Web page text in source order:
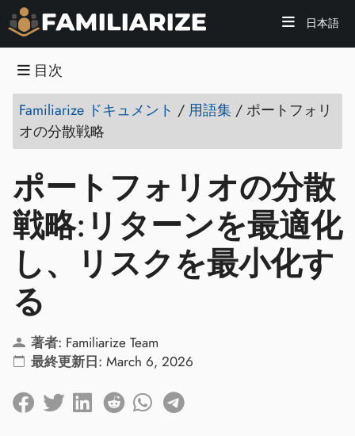
日本語
目次
Familiarize ドキュメント / 用語集 / ポートフォリ
オの分散戦略
ポートフォリオの分散
戦略:リターンを最適化
し、リスクを最小化す
る
著者: Familiarize Team
最終更新日: March 6, 2026